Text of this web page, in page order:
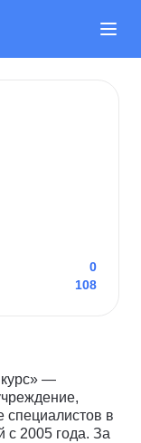
0
108
курс» —
специалистов в
2005 года. За